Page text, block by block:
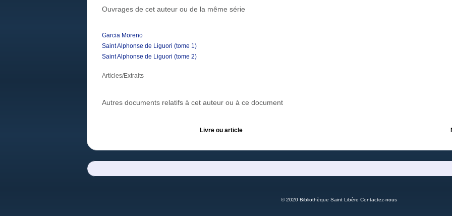
Ouvrages de cet auteur ou de la même série
Garcia Moreno
Saint Alphonse de Liguori (tome 1)
Saint Alphonse de Liguori (tome 2)
Articles/Extraits
Autres documents relatifs à cet auteur ou à ce document
Livre ou article
© 2020 Bibliothèque Saint Libère Contactez-nous